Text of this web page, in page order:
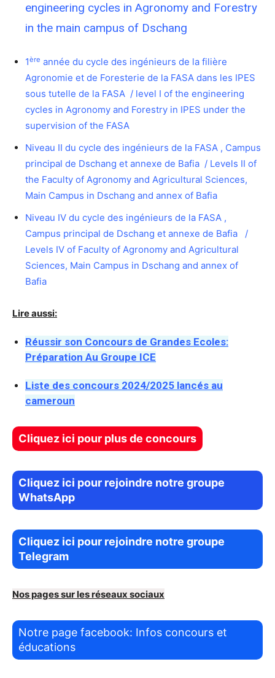
engineering cycles in Agronomy and Forestry
in the main campus of Dschang
1ère année du cycle des ingénieurs de la filière
Agronomie et de Foresterie de la FASA dans les IPES
sous tutelle de la FASA / level I of the engineering
cycles in Agronomy and Forestry in IPES under the
supervision of the FASA
Niveau II du cycle des ingénieurs de la FASA , Campus
principal de Dschang et annexe de Bafia / Levels II of
the Faculty of Agronomy and Agricultural Sciences,
Main Campus in Dschang and annex of Bafia
Niveau IV du cycle des ingénieurs de la FASA ,
Campus principal de Dschang et annexe de Bafia /
Levels IV of Faculty of Agronomy and Agricultural
Sciences, Main Campus in Dschang and annex of
Bafia
Lire aussi:
Réussir son Concours de Grandes Ecoles:
Préparation Au Groupe ICE
Liste des concours 2024/2025 lancés au
cameroun
Cliquez ici pour plus de concours
Cliquez ici pour rejoindre notre groupe
WhatsApp
Cliquez ici pour rejoindre notre groupe
Telegram
Nos pages sur les réseaux sociaux
Notre page facebook: Infos concours et
éducations